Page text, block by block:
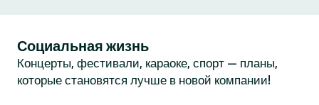
Социальная жизнь
Концерты, фестивали, караоке, спорт — планы,
которые становятся лучше в новой компании!